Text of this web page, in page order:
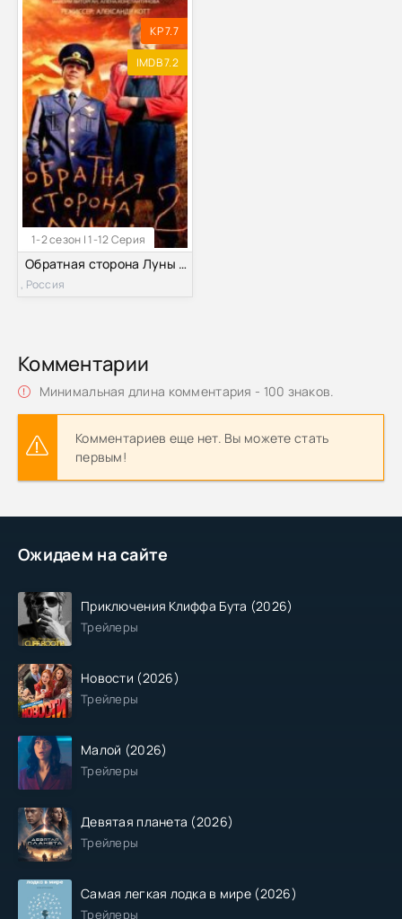
Ожидаем на сайте
Приключения Клиффа Бута (2026)
Трейлеры
Новости (2026)
Трейлеры
Малой (2026)
Трейлеры
Девятая планета (2026)
Трейлеры
Самая легкая лодка в мире (2026)
Трейлеры
1-2 сезон | 1-12 Серия
KP 7.7
IMDB 7.2
Обратная сторона Луны 1,2 Сезон
, Россия
Комментарии
Минимальная длина комментария - 100 знаков.
Комментариев еще нет. Вы можете стать
первым!